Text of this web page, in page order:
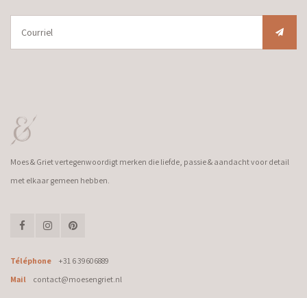
Moes & Griet vertegenwoordigt merken die liefde, passie & aandacht voor detail
met elkaar gemeen hebben.
Téléphone
+31 6 39606889
Mail
contact@moesengriet.nl